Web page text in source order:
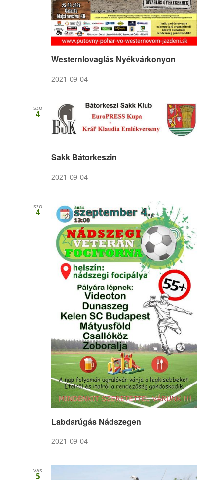
Westernlovaglás Nyékvárkonyon
2021-09-04
szo
4
Sakk Bátorkeszin
2021-09-04
szo
4
Labdarúgás Nádszegen
2021-09-04
vas
5